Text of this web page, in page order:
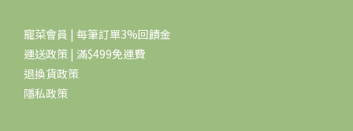
寵菜會員 | 每筆訂單3%回饋金
運送政策 | 滿$499免運費
退換貨政策
隱私政策